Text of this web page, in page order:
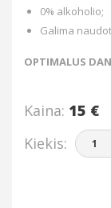
0% alkoholio;
Galima
OPTIMALUS
Kaina: 15 €
Kiekis: